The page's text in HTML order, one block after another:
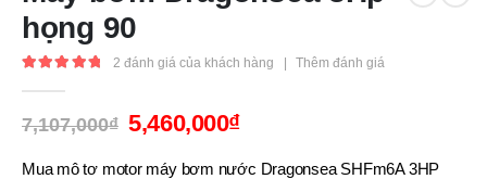
họng 90
2 đánh giá của khách hàng | Thêm đánh giá
7,107,000₫ 5,460,000₫
Mua mô tơ motor máy bơm nước Dragonsea SHFm6A 3HP